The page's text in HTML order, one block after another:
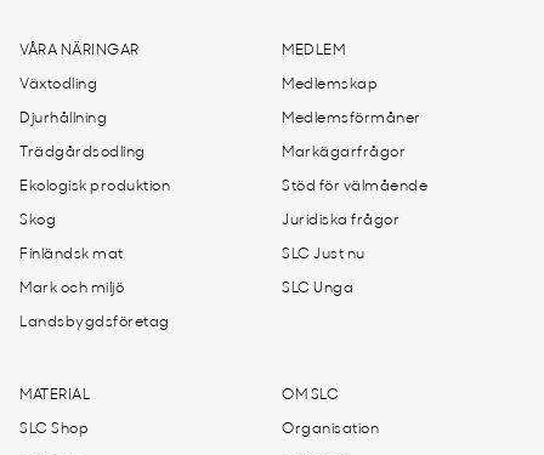
VÅRA NÄRINGAR
Växtodling
Djurhållning
Trädgårdsodling
Ekologisk produktion
Skog
Finländsk mat
Mark och miljö
Landsbygdsföretag
MEDLEM
Medlemskap
Medlemsförmåner
Markägarfrågor
Stöd för välmående
Juridiska frågor
SLC Just nu
SLC Unga
MATERIAL
SLC Shop
OM SLC
Organisation